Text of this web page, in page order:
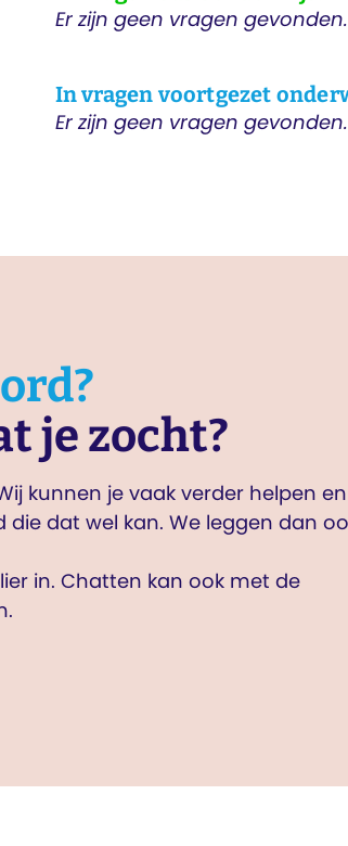
Er zijn geen vragen gevonden.
In vragen voortgezet
Er zijn geen vragen gevonden.
je zocht?
kunnen je vaak verder helpen
dat wel kan. We leggen dan
in. Chatten kan ook met de